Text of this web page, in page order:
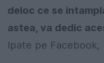
deloc ce se
astea, va dedic
Ipate pe